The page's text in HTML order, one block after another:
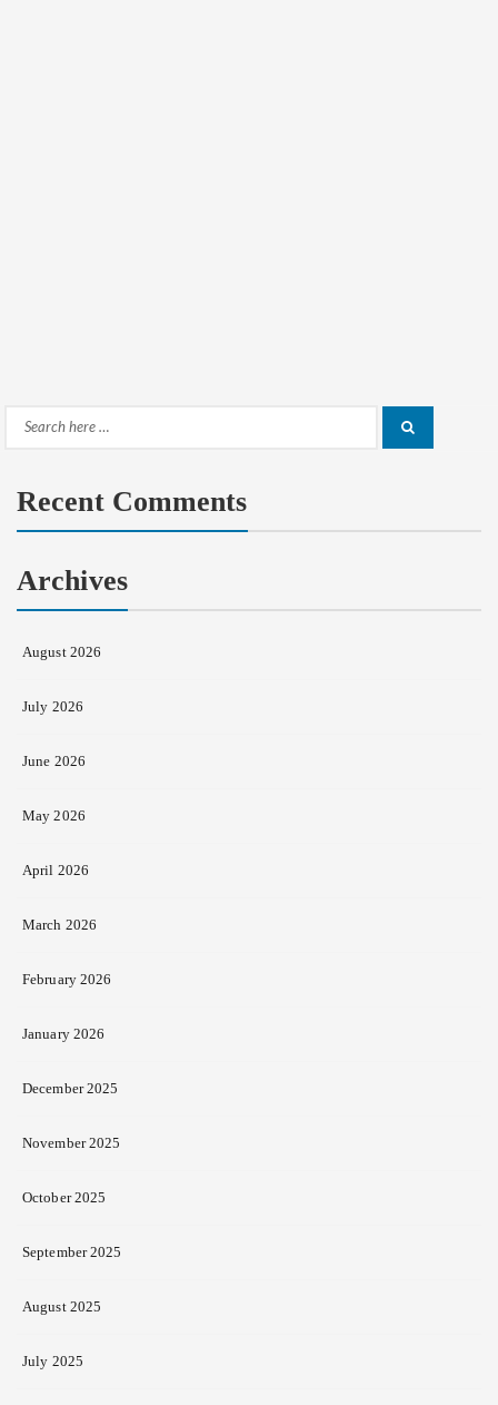
Search
Recent Comments
Archives
August 2026
July 2026
June 2026
May 2026
April 2026
March 2026
February 2026
January 2026
December 2025
November 2025
October 2025
September 2025
August 2025
July 2025